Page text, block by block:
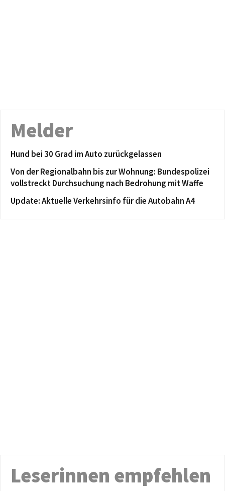
Melder
Hund bei 30 Grad im Auto zurückgelassen
Von der Regionalbahn bis zur Wohnung: Bundespolizei
vollstreckt Durchsuchung nach Bedrohung mit Waffe
Update: Aktuelle Verkehrsinfo für die Autobahn A4
Leserinnen empfehlen